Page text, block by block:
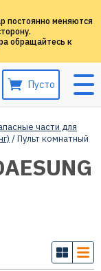
постоянно меняются
обращайтесь к
Пусто
части для
/ Пульт комнатный